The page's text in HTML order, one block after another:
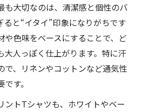
個性的コーデ術とは
性的コーデで夏も好印象を演
と清潔感の両立のコツと注意
コーデで失敗しない清潔感アッ
も大切なのは、清潔感と個性のバ
ると“イタイ”印象になりがちです
や色味をベースにすることで、ど
大人っぽく仕上がります。特に汗
で、リネンやコットンなど通気性
す。
ントTシャツも、ホワイトやベー